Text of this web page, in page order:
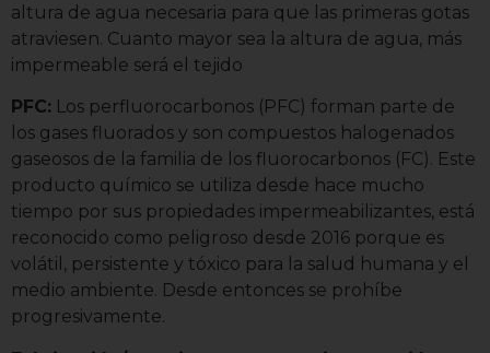
altura de agua necesaria para que las primeras gotas
atraviesen. Cuanto mayor sea la altura de agua, más
impermeable será el tejido
PFC: Los perfluorocarbonos (PFC) forman parte de
los gases fluorados y son compuestos halogenados
gaseosos de la familia de los fluorocarbonos (FC). Este
producto químico se utiliza desde hace mucho
tiempo por sus propiedades impermeabilizantes, está
reconocido como peligroso desde 2016 porque es
volátil, persistente y tóxico para la salud humana y el
medio ambiente. Desde entonces se prohíbe
progresivamente.